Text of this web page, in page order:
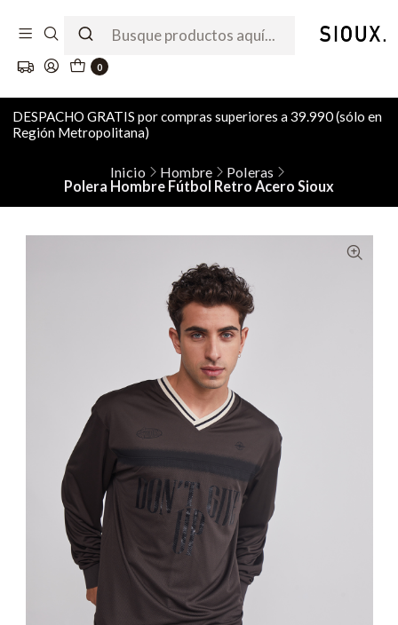
0
DESPACHO GRATIS por compras superiores a 39.990 (sólo en
Región Metropolitana)
Inicio Hombre
Poleras
Polera Hombre Fútbol Retro Acero Sioux